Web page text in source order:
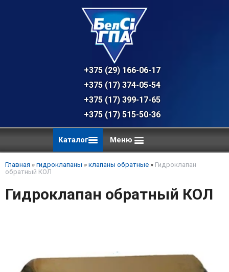
+375 (29) 166-06-17 - техническая
+375 (17) 374-05-54 - общий отдел,
+375 (17) 399-17-65
+375 (17) 515-50-36
Каталог Меню
Главная » гидроклапаны » клапаны обратные » Гидроклапан
обратный КОЛ
Гидроклапан обратный КОЛ